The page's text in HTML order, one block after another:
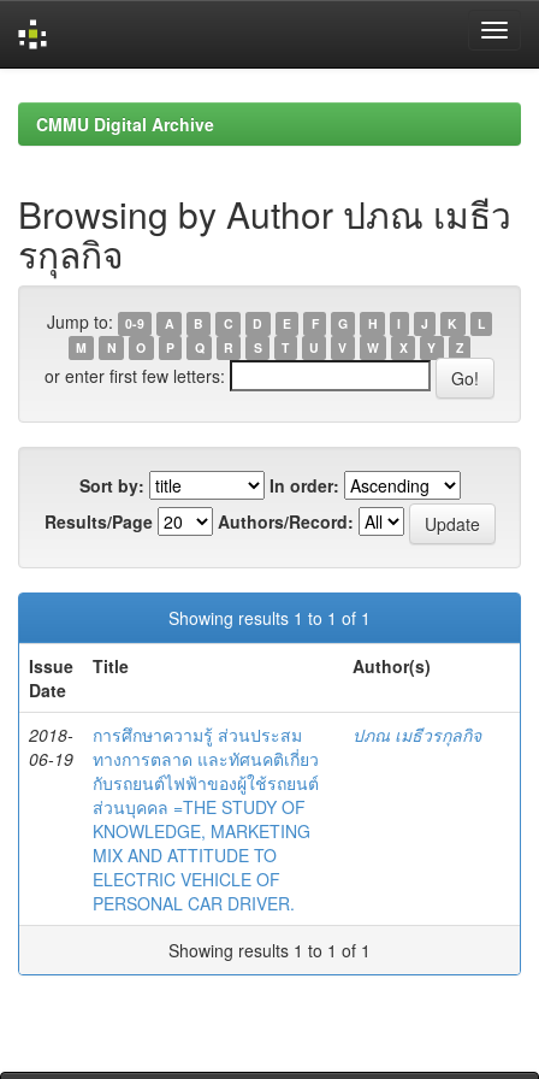
navigationCMMU Digital Archive
Browsing by Author ปภณ เมธีว
รกุลกิจ
Jump to: 0-9 A B C D E F G H I J K
L
M
N O P Q R S T U V W X Y Z
or enter first few letters:
Sort by:
In order:
Results/Page
Authors/Record:
Showing results 1 to 1 of 1
Issue
Date
Title Author(s)
2018-
06-19
การศึกษาความรู้ ส่วนประสม
ทางการตลาด และทัศนคติเกี่ยว
กับรถยนต์ไฟฟ้าของผู้ใช้รถยนต์
ส่วนบุคคล =THE STUDY OF
KNOWLEDGE, MARKETING
MIX AND ATTITUDE TO
ELECTRIC VEHICLE OF
PERSONAL CAR DRIVER.
ปภณ เมธีวรกุลกิจ
Showing results 1 to 1 of 1